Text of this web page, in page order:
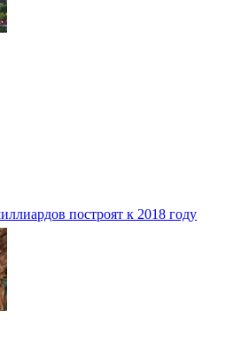
построят к 2018 году